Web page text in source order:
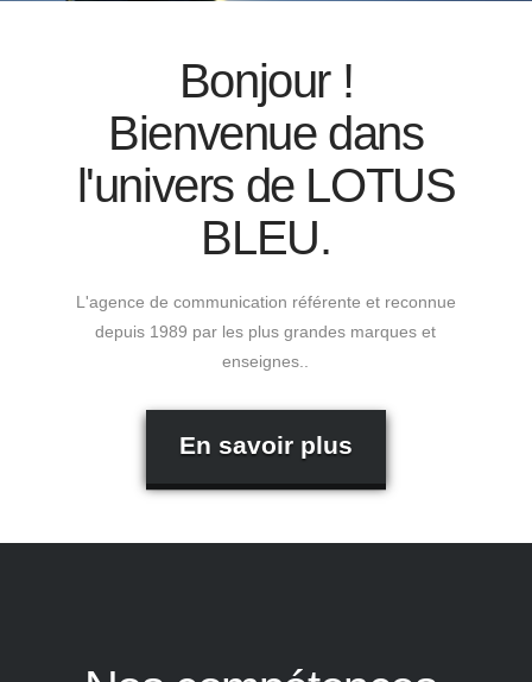
Bonjour !
Bienvenue dans
l'univers de LOTUS
BLEU.
L'agence de communication référente et reconnue
depuis 1989 par les plus grandes marques et
enseignes..
En savoir plus